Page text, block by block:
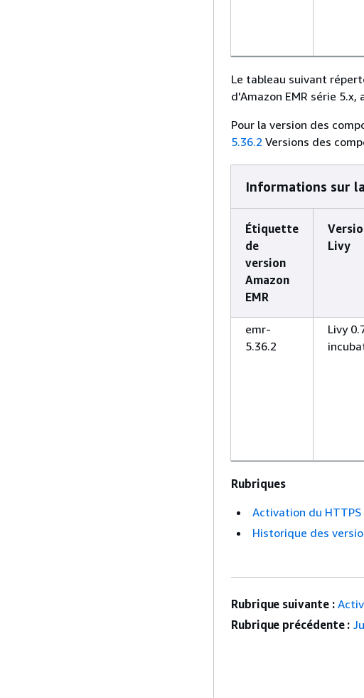
Le tableau suivant
d'Amazon EMR série
Pour la version des
5.36.2 Versions des
Informations sur
Étiquette
de
version
Amazon
EMR
Livy
emr-
5.36.2
Livy
Rubriques
Activation du HTTPS
Historique des
Rubrique suivante :
Rubrique précédente :